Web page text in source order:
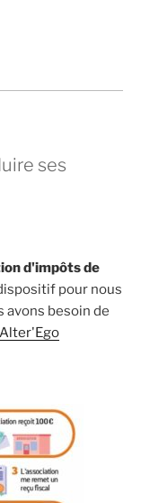
ses
d'impôts de
pour nous
avons besoin de